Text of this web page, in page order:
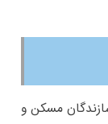
مسکن و